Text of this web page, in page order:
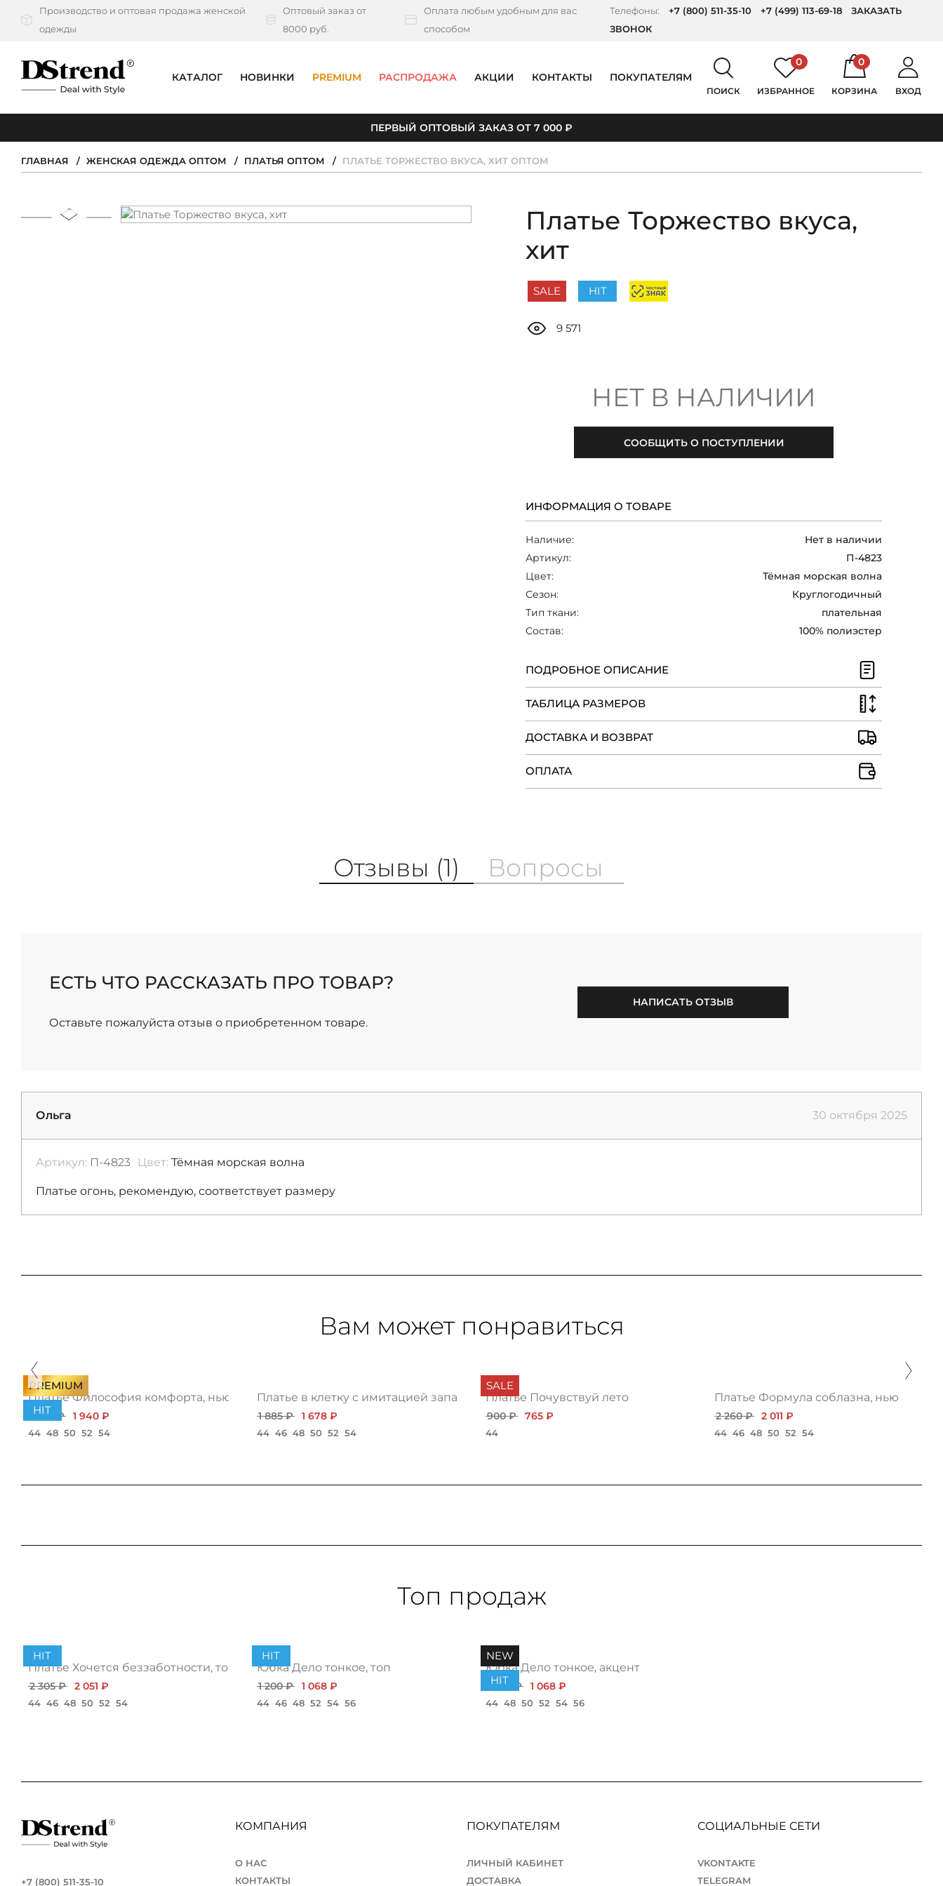
Производство и оптовая продажа женской
одежды
Оптовый заказ от
8000 руб.
Оплата любым удобным для вас
способом
Телефоны: +7 (800) 511-35-10 +7 (499) 113-69-18
ЗАКАЗАТЬ
ЗВОНОК
КАТАЛОГ НОВИНКИ PREMIUM РАСПРОДАЖА АКЦИИ КОНТАКТЫ ПОКУПАТЕЛЯМ
ПОИСК
0
ИЗБРАННОЕ
0
КОРЗИНА ВХОД
ПЕРВЫЙ ОПТОВЫЙ ЗАКАЗ ОТ 7 000 ₽
КАТАЛОГ
НОВИНКИ
PREMIUM
ГЛАВНАЯ ЖЕНСКАЯ ОДЕЖДА ОПТОМ ПЛАТЬЯ ОПТОМ ПЛАТЬЕ ТОРЖЕСТВО ВКУСА, ХИТ ОПТОМ
Платье Торжество вкуса,
хит
SALE HIT
9 571
НЕТ В НАЛИЧИИ
СООБЩИТЬ О ПОСТУПЛЕНИИ
ИНФОРМАЦИЯ О ТОВАРЕ
Наличие:
Нет в наличии
Артикул:
П-4823
Цвет:
Тёмная морская волна
Сезон:
Круглогодичный
Тип ткани:
плательная
Состав:
100% полиэстер
ПОДРОБНОЕ ОПИСАНИЕ
ТАБЛИЦА РАЗМЕРОВ
ДОСТАВКА И ВОЗВРАТ
ОПЛАТА
Отзывы (1) Вопросы
ЕСТЬ ЧТО РАССКАЗАТЬ ПРО ТОВАР?
Оставьте пожалуйста отзыв о приобретенном товаре.
НАПИСАТЬ ОТЗЫВ
Ольга 30 октября 2025
Артикул: П-4823 Цвет: Тёмная морская волна
Платье огонь, рекомендую, соответствует размеру
Вам может понравиться
PREMIUM
HIT
Платье Философия комфорта, нью
2 180 ₽ 1 940 ₽
44 48 50 52 54
Платье в клетку с имитацией запаха
1 885 ₽ 1 678 ₽
44 46 48 50 52 54
SALE
Платье Почувствуй лето
900 ₽ 765 ₽
44
Платье Формула соблазна, нью
2 260 ₽ 2 011 ₽
44 46 48 50 52 54
Топ продаж
HIT
Платье Хочется беззаботности, топ
2 305 ₽ 2 051 ₽
44 46 48 50 52 54
HIT
Юбка Дело тонкое, топ
1 200 ₽ 1 068 ₽
44 46 48 52 54 56
NEW
HIT
Юбка Дело тонкое, акцент
1 200 ₽ 1 068 ₽
44 48 50 52 54 56
+7 (800) 511-35-10
КОМПАНИЯ
О НАС
КОНТАКТЫ
ПОКУПАТЕЛЯМ
ЛИЧНЫЙ КАБИНЕТ
ДОСТАВКА
СОЦИАЛЬНЫЕ СЕТИ
VKONTAKTE
TELEGRAM